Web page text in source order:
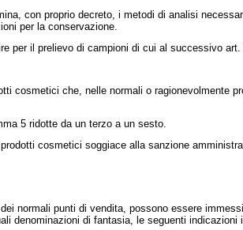
con proprio decreto, i metodi di analisi
per la conservazione.
per il prelievo di campioni di cui al successivo art.
che, nelle normali o ragionevolmente
5 ridotte da un terzo a un sesto.
cosmetici soggiace alla sanzione
punti di vendita, possono essere
denominazioni di fantasia, le seguenti